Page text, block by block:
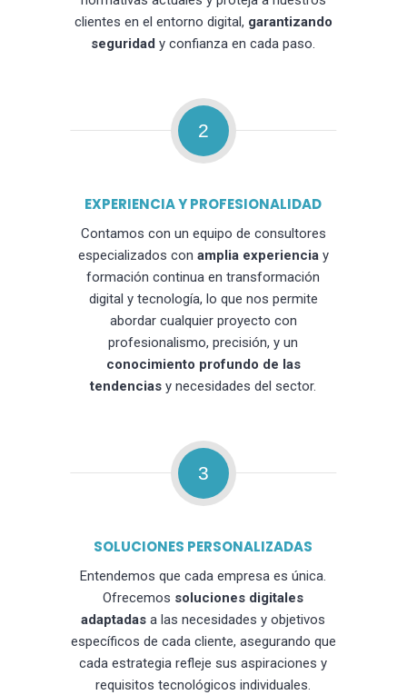
clientes en el entorno digital, garantizando
seguridad y confianza en cada paso.
2
EXPERIENCIA Y PROFESIONALIDAD
Contamos con un equipo de consultores
especializados con amplia experienciay
formación continua en transformación
digital y tecnología, lo que nos permite
abordar cualquier proyecto con
profesionalismo, precisión, y un
conocimiento profundo de las
tendencias y necesidades del sector.
3
SOLUCIONES PERSONALIZADAS
Entendemos que cada empresa es única.
Ofrecemos soluciones digitales
adaptadas a las necesidades y objetivos
específicos de cada cliente, asegurando que
cada estrategia refleje sus aspiraciones y
requisitos tecnológicos individuales.